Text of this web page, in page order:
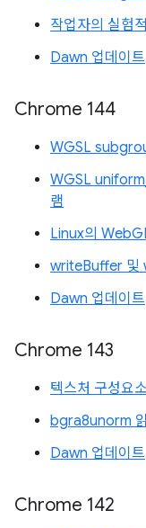
작업자의 실험
Dawn 업데이트
Chrome 144
WGSL
WGSL
램
Linux의
writeBuffer 및
Dawn 업데이트
Chrome 143
텍스처 구성요
bgra8unorm
Dawn 업데이트
Chrome 142